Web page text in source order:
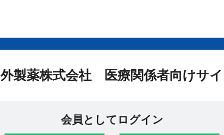
製薬株式会社 医療関係者向けサ
会員としてログイン